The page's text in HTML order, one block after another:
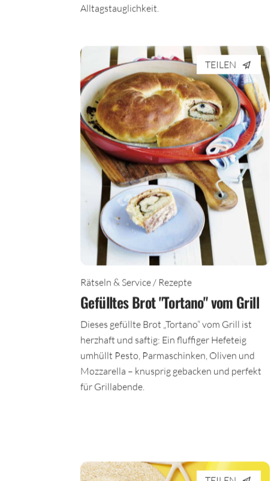
Alltagstauglichkeit.
TEILEN
Rätseln & Service / Rezepte
Gefülltes Brot "Tortano" vom Grill
Dieses gefüllte Brot „Tortano“ vom Grill ist
herzhaft und saftig: Ein fluffiger Hefeteig
umhüllt Pesto, Parmaschinken, Oliven und
Mozzarella – knusprig gebacken und perfekt
für Grillabende.